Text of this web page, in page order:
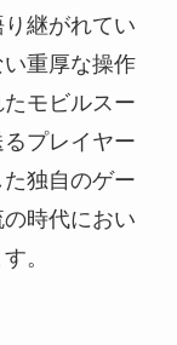
継がれてい
重厚な操作
モビルスー
プレイヤー
独自のゲー
時代におい
。